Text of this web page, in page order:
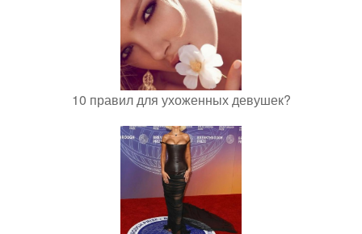
10 правил для ухоженных девушек?